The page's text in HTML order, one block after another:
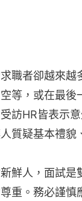
職者卻越來
等，或在最後
訪HR皆表示
質疑基本禮貌
鮮人，面試是
重。務必謹慎